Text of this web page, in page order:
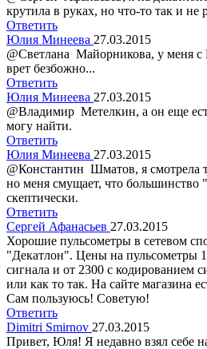
крутила в руках, но что-то так и не
Ответить
Юлия Минеева 27.03.2015
@Светлана Майорникова, у меня с
врет безбожно...
Ответить
Юлия Минеева 27.03.2015
@Владимир Метелкин, а он еще
могу найти.
Ответить
Юлия Минеева 27.03.2015
@Константин Шматов, я смотрела
но меня смущает, что большинство
скептически.
Ответить
Сергей Афанасьев 27.03.2015
Хорошие пульсометры в сетевом
"Декатлон". Цены на пульсометры
сигнала и от 2300 с кодированием
или как то так. На сайте магазина
Сам пользуюсь! Советую!
Ответить
Dimitri Smirnov 27.03.2015
Привет, Юля! Я недавно взял себе